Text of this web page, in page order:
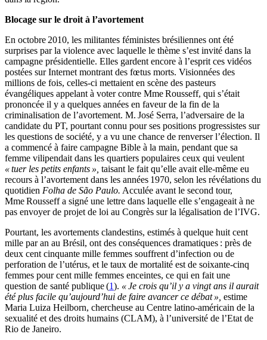
Blocage sur le droit à l’avortement
En octobre 2010, les militantes féministes brésiliennes ont été
surprises par la violence avec laquelle le thème s’est invité dans la
campagne présidentielle. Elles gardent encore à l’esprit ces vidéos
postées sur Internet montrant des fœtus morts. Visionnées des
millions de fois, celles-ci mettaient en scène des pasteurs
évangéliques appelant à voter contre Mme Rousseff, qui s’était
prononcée il y a quelques années en faveur de la fin de la
criminalisation de l’avortement. M. José Serra, l’adversaire de la
candidate du PT, pourtant connu pour ses positions progressistes sur
les questions de société, y a vu une chance de renverser l’élection. Il
a commencé à faire campagne Bible à la main, pendant que sa
femme vilipendait dans les quartiers populaires ceux qui veulent
« tuer les petits enfants », taisant le fait qu’elle avait elle-même eu
recours à l’avortement dans les années 1970, selon les révélations du
quotidien Folha de São Paulo. Acculée avant le second tour,
Mme Rousseff a signé une lettre dans laquelle elle s’engageait à ne
pas envoyer de projet de loi au Congrès sur la légalisation de l’IVG.
Pourtant, les avortements clandestins, estimés à quelque huit cent
mille par an au Brésil, ont des conséquences dramatiques : près de
deux cent cinquante mille femmes souffrent d’infection ou de
perforation de l’utérus, et le taux de mortalité est de soixante-cinq
femmes pour cent mille femmes enceintes, ce qui en fait une
question de santé publique (1). « Je crois qu’il y a vingt ans il aurait
été plus facile qu’aujourd’hui de faire avancer ce débat », estime
Maria Luiza Heilborn, chercheuse au Centre latino-américain de la
sexualité et des droits humains (CLAM), à l’université de l’Etat de
Rio de Janeiro.